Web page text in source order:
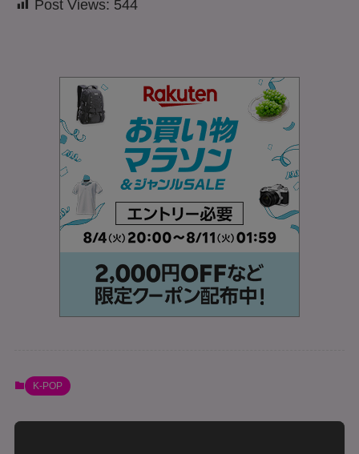
Post Views: 544
K-POP